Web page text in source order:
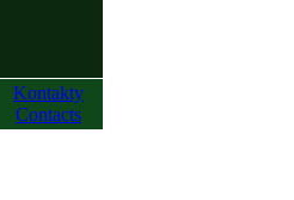
Kontakty
Contacts